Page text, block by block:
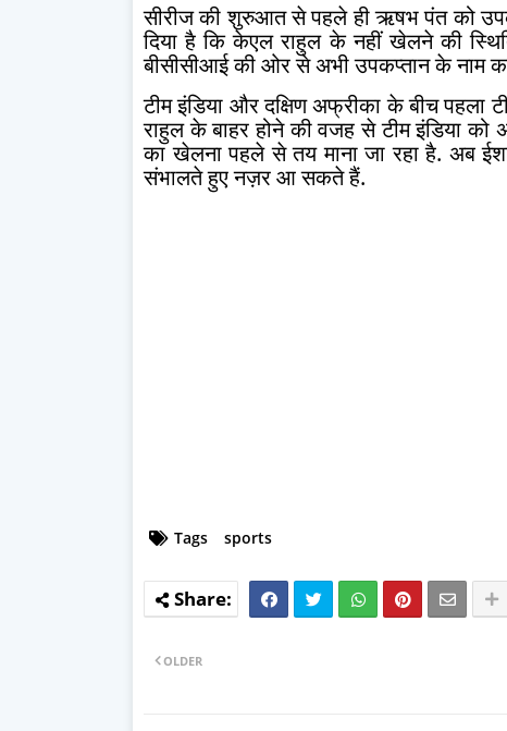
सीरीज की शुरुआत से पहले ही ऋषभ पंत को
दिया है कि केएल राहुल के नहीं खेलने की
बीसीसीआई की ओर से अभी उपकप्तान के नाम का
टीम इंडिया और दक्षिण अफ्रीका के बीच पहला
राहुल के बाहर होने की वजह से टीम इंडिया
का खेलना पहले से तय माना जा रहा है. अब
संभालते हुए नज़र आ सकते हैं.
Tags sports
OLDER